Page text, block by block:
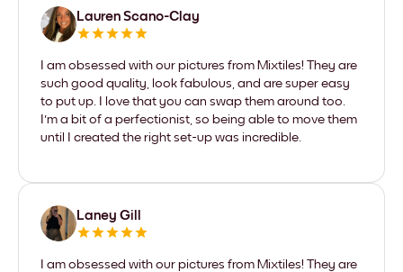
Lauren Scano-Clay
I am obsessed with our pictures from Mixtiles! They are
such good quality, look fabulous, and are super easy
to put up. I love that you can swap them around too.
I'm a bit of a perfectionist, so being able to move them
until I created the right set-up was incredible.
Laney Gill
I am obsessed with our pictures from Mixtiles! They are